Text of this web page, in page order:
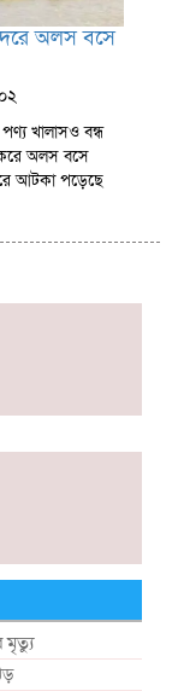
অলস বসে
খালাসও বন্ধ
করে অলস বসে
আটকা পড়েছে
মৃত্যু